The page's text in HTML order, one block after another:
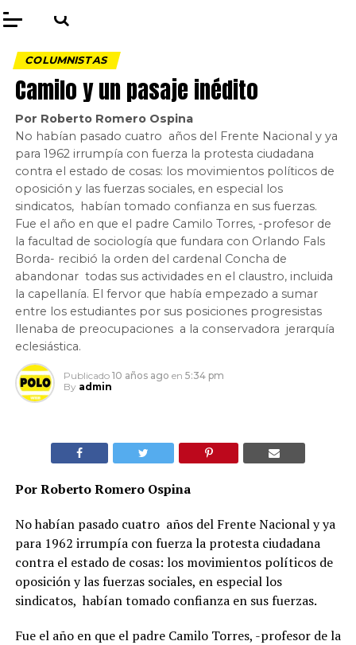
COLUMNISTAS
Camilo y un pasaje inédito
Por Roberto Romero Ospina
No habían pasado cuatro años del Frente Nacional y ya
para 1962 irrumpía con fuerza la protesta ciudadana
contra el estado de cosas: los movimientos políticos de
oposición y las fuerzas sociales, en especial los
sindicatos, habían tomado confianza en sus fuerzas.
Fue el año en que el padre Camilo Torres, -profesor de
la facultad de sociología que fundara con Orlando Fals
Borda- recibió la orden del cardenal Concha de
abandonar todas sus actividades en el claustro, incluida
la capellanía. El fervor que había empezado a sumar
entre los estudiantes por sus posiciones progresistas
llenaba de preocupaciones a la conservadora jerarquía
eclesiástica.
Publicado 10 años ago en 5:34 pm
By admin
Por Roberto Romero Ospina
No habían pasado cuatro años del Frente Nacional y ya
para 1962 irrumpía con fuerza la protesta ciudadana
contra el estado de cosas: los movimientos políticos de
oposición y las fuerzas sociales, en especial los
sindicatos, habían tomado confianza en sus fuerzas.
Fue el año en que el padre Camilo Torres, -profesor de la